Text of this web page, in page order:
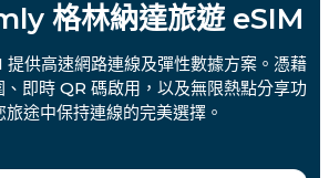
格林納達旅遊 eSIM
供高速網路連線及彈性數據方案。憑藉
即時 QR 碼啟用，以及無限熱點分享功
旅途中保持連線的完美選擇。